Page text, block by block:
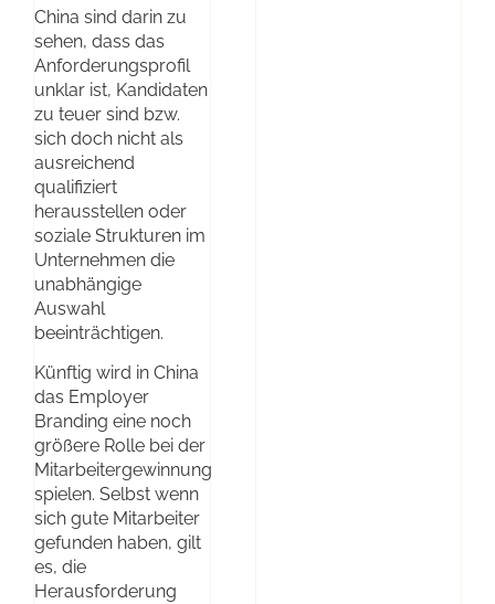
China sind darin zu
sehen, dass das
Anforderungsprofil
unklar ist, Kandidaten
zu teuer sind bzw.
sich doch nicht als
ausreichend
qualifiziert
herausstellen oder
soziale Strukturen im
Unternehmen die
unabhängige
Auswahl
beeinträchtigen.
Künftig wird in China
das Employer
Branding eine noch
größere Rolle bei der
Mitarbeitergewinnung
spielen. Selbst wenn
sich gute Mitarbeiter
gefunden haben, gilt
es, die
Herausforderung